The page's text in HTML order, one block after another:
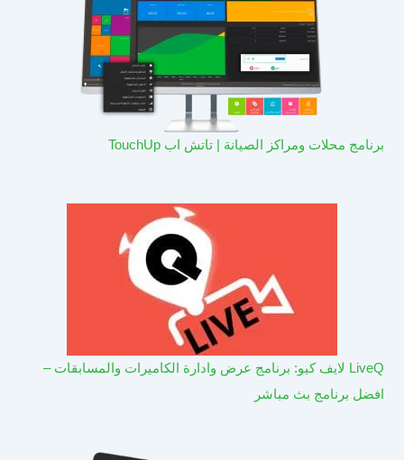
برنامج محلات ومراكز الصيانة | تاتش اب TouchUp
LiveQ لايف كيو: برنامج عرض وادارة الكاميرات والمسابقات –
افضل برنامج بث مباشر